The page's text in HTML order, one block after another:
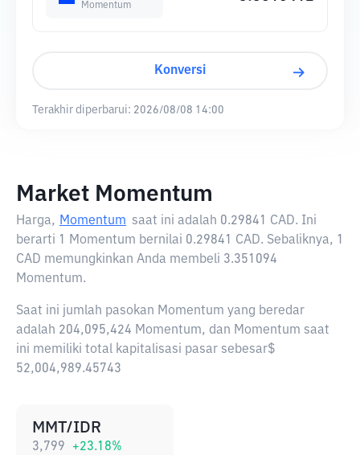
Momentum
Konversi
Terakhir diperbarui: 2026/08/08 14:00
Market Momentum
Harga, Momentum saat ini adalah 0.29841 CAD. Ini
berarti 1 Momentum bernilai 0.29841 CAD. Sebaliknya, 1
CAD memungkinkan Anda membeli 3.351094
Momentum.
Saat ini jumlah pasokan Momentum yang beredar
adalah 204,095,424 Momentum, dan Momentum saat
ini memiliki total kapitalisasi pasar sebesar$
52,004,989.45743
MMT/IDR
3,799 +23.18%